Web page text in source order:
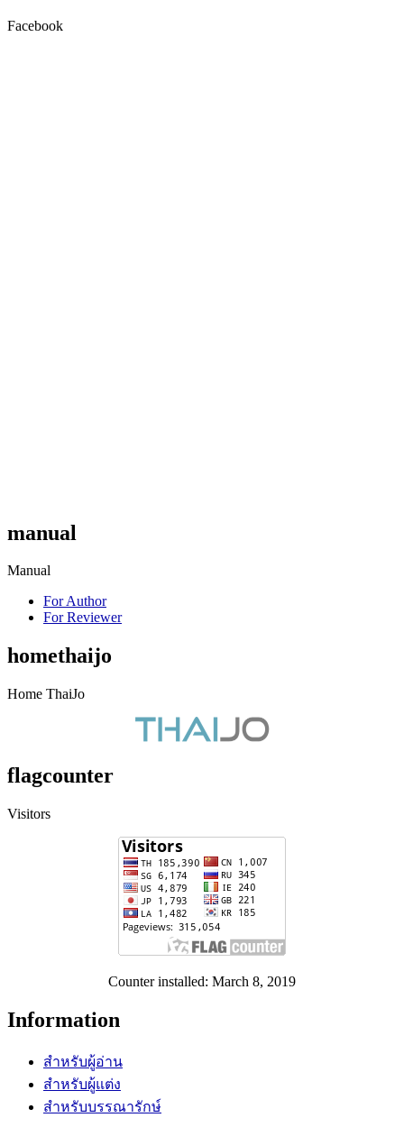
Facebook
manual
Manual
For Author
For Reviewer
homethaijo
Home ThaiJo
flagcounter
Visitors
Counter installed: March 8, 2019
Information
สำหรับผู้อ่าน
สำหรับผู้แต่ง
สำหรับบรรณารักษ์